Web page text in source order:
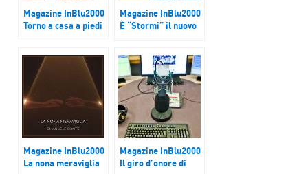
Magazine InBlu2000
Torno a casa a piedi
Magazine InBlu2000
È “Stormi” il nuovo
Magazine InBlu2000
La nona meraviglia
Magazine InBlu2000
Il giro d’onore di